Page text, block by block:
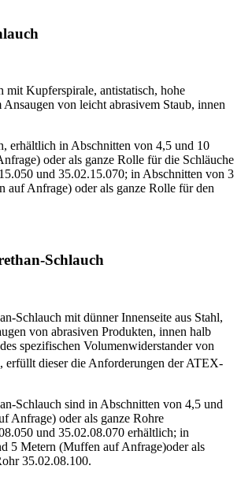
mit Kupferspirale, antistatisch, hohe
von leicht abrasivem Staub, innen
erhältlich in Abschnitten von 4,5 und 10
oder als ganze Rolle für die Schläuche
und 35.02.15.070; in Abschnitten von 3
auf Anfrage) oder als ganze Rolle für den
Schlauch
Schlauch mit dünner Innenseite aus Stahl,
von abrasiven Produkten, innen halb
spezifischen Volumenwiderstander von
erfüllt dieser die Anforderungen der ATEX-
Schlauch sind in Abschnitten von 4,5 und
Anfrage) oder als ganze Rohre
und 35.02.08.070 erhältlich; in
5 Metern (Muffen auf Anfrage)oder als
35.02.08.100.